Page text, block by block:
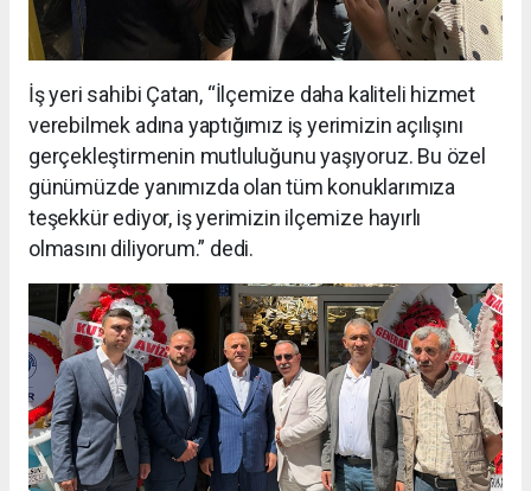
İş yeri sahibi Çatan, “İlçemize daha kaliteli hizmet
verebilmek adına yaptığımız iş yerimizin açılışını
gerçekleştirmenin mutluluğunu yaşıyoruz. Bu özel
günümüzde yanımızda olan tüm konuklarımıza
teşekkür ediyor, iş yerimizin ilçemize hayırlı
olmasını diliyorum.” dedi.